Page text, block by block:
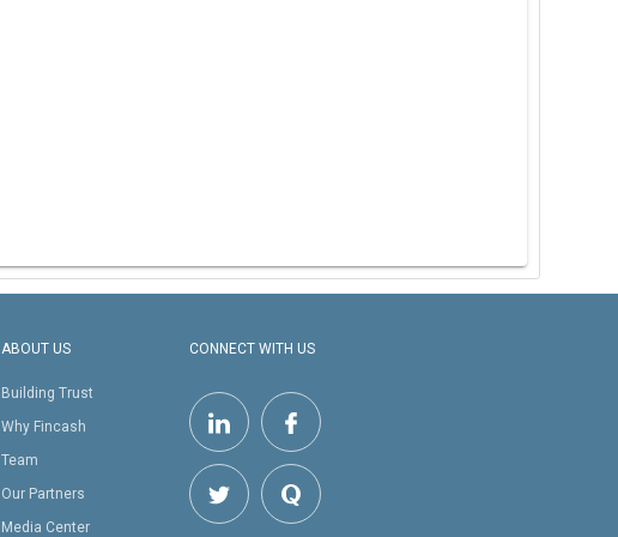
ABOUT US
Building Trust
Why Fincash
Team
Our Partners
Media Center
CONNECT WITH US